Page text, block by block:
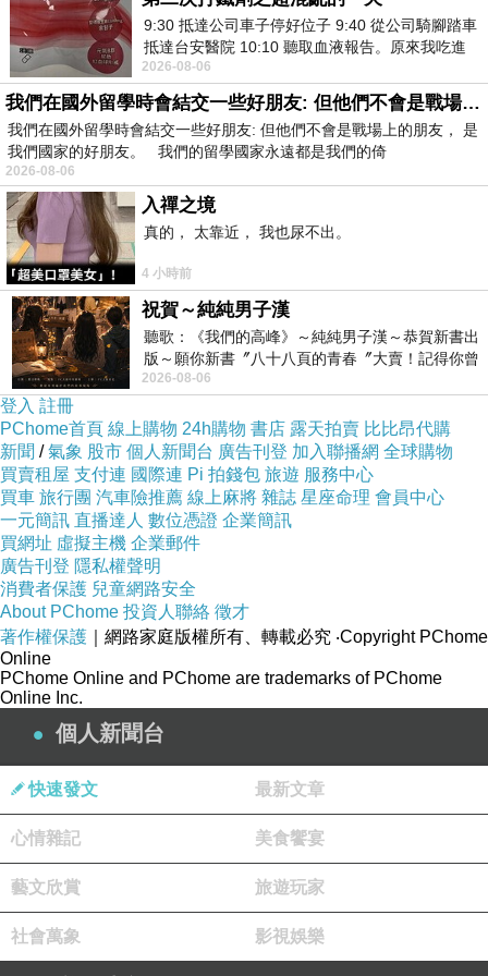
9:30 抵達公司車子停好位子 9:40 從公司騎腳踏車
抵達台安醫院 10:10 聽取血液報告。原來我吃進
去的 B12 彌可保並非沒有吸收而是超
2026-08-06
我們在國外留學時會結交一些好朋友: 但他們不會是戰場上的朋友
我們在國外留學時會結交一些好朋友: 但他們不會是戰場上的朋友， 是
我們國家的好朋友。 我們的留學國家永遠都是我們的倚
2026-08-06
入禪之境
真的， 太靠近， 我也尿不出。
4 小時前
祝賀～純純男子漢
聽歌：《我們的高峰》～純純男子漢～恭賀新書出
版～願你新書〞八十八頁的青春〞大賣！記得你曾
經在我的版留言…「好讚的圖^^感覺大家
2026-08-06
登入 註冊
PChome首頁 線上購物 24h購物 書店 露天拍賣 比比昂代購
新聞 /氣象 股市 個人新聞台 廣告刊登 加入聯播網 全球購物
買賣租屋 支付連 國際連 Pi 拍錢包 旅遊 服務中心
買車 旅行團 汽車險推薦 線上麻將 雜誌 星座命理 會員中心
一元簡訊 直播達人 數位憑證 企業簡訊
買網址 虛擬主機 企業郵件
廣告刊登 隱私權聲明
消費者保護 兒童網路安全
About PChome 投資人聯絡 徵才
著作權保護 ｜網路家庭版權所有、轉載必究 ‧Copyright PChome
Online
PChome Online and PChome are trademarks of PChome
Online Inc.
個人新聞台
快速發文 最新文章
心情雜記 美食饗宴
藝文欣賞 旅遊玩家
社會萬象 影視娛樂